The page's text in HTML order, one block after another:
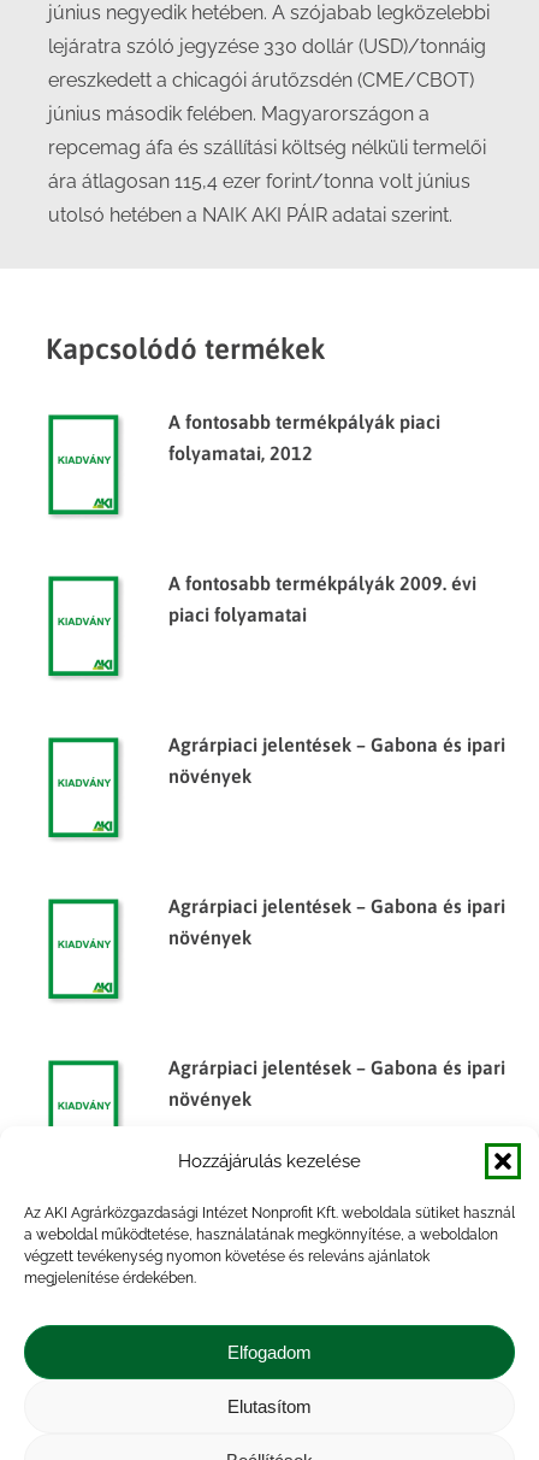
Hozzájárulás kezelése
Az AKI Agrárközgazdasági Intézet Nonprofit Kft. weboldala sütiket használ
a weboldal működtetése, használatának megkönnyítése, a weboldalon
végzett tevékenység nyomon követése és releváns ajánlatok
megjelenítése érdekében.
Elfogadom
Elutasítom
június negyedik hetében. A szójabab legközelebbi
lejáratra szóló jegyzése 330 dollár (USD)/tonnáig
ereszkedett a chicagói árutőzsdén (CME/CBOT)
június második felében. Magyarországon a
repcemag áfa és szállítási költség nélküli termelői
ára átlagosan 115,4 ezer forint/tonna volt június
utolsó hetében a NAIK AKI PÁIR adatai szerint.
Kapcsolódó termékek
A fontosabb termékpályák piaci
folyamatai, 2012
A fontosabb termékpályák 2009. évi
piaci folyamatai
Agrárpiaci jelentések – Gabona és ipari
növények
Agrárpiaci jelentések – Gabona és ipari
növények
Agrárpiaci jelentések – Gabona és ipari
növények
Agrárpiaci jelentések – Gabona és ipari
növények
Kapcsolat |